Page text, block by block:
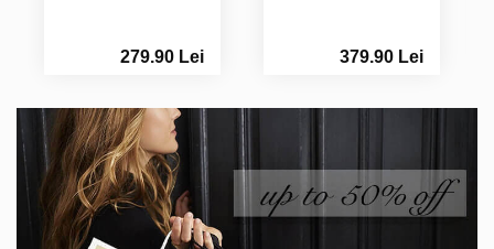
279.90 Lei 379.90 Lei